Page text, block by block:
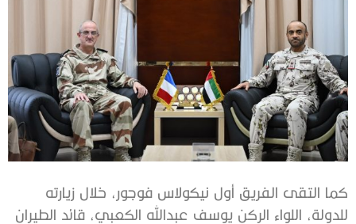
كما التقى الفريق أول نيكولاس فوجور، خلال زيارته
للدولة، اللواء الركن يوسف عبدالله الكعبي، قائد الطيران